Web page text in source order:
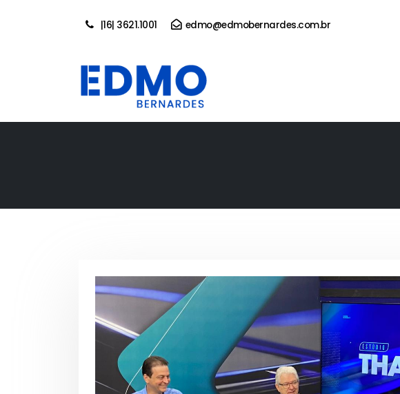
|16| 3621.1001 edmo@edmobernardes.com.br